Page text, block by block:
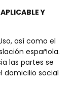
Y
así como el
española.
las partes se
domicilio social